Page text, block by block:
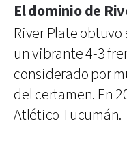
El dominio de
River Plate
un vibrante 4-3
considerado por
del certamen. En
Atlético Tucumán.